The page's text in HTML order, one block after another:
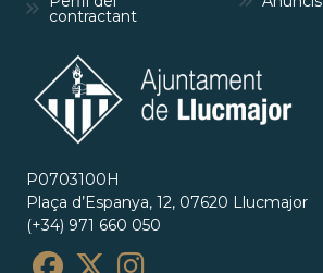
contractant
P0703100H
Plaça d’Espanya, 12, 07620 Llucmajor
(+34) 971 660 050